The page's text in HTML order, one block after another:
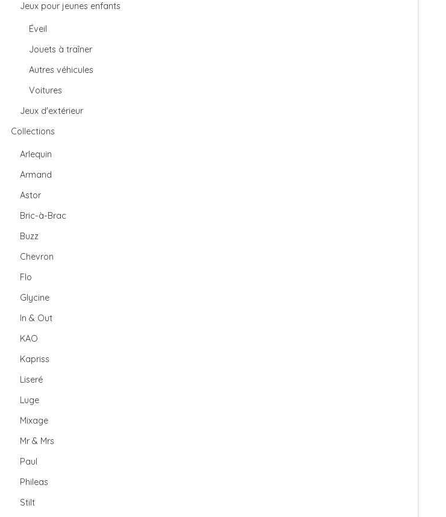
Jeux pour jeunes enfants
Éveil
Jouets à traîner
Autres véhicules
Voitures
Jeux d'extérieur
Collections
Arlequin
Armand
Astor
Bric-à-Brac
Buzz
Chevron
Flo
Glycine
In & Out
KAO
Kapriss
Liseré
Luge
Mixage
Mr & Mrs
Paul
Phileas
Stilt